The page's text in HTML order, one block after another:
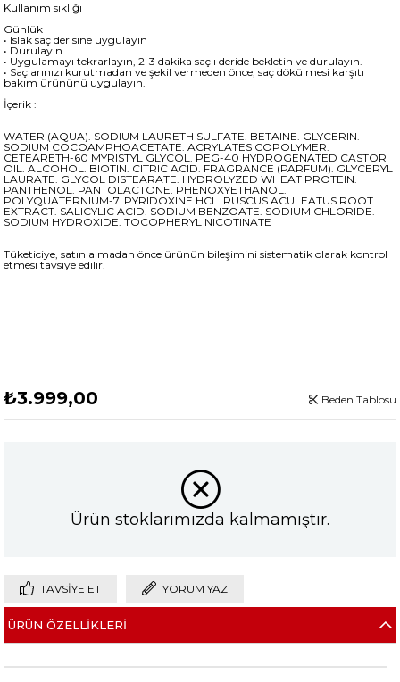
Kullanım sıklığı
Günlük
• Islak saç derisine uygulayın
• Durulayın
• Uygulamayı tekrarlayın, 2-3 dakika saçlı deride bekletin ve durulayın.
• Saçlarınızı kurutmadan ve şekil vermeden önce, saç dökülmesi karşıtı
bakım ürününü uygulayın.
İçerik :
WATER (AQUA). SODIUM LAURETH SULFATE. BETAINE. GLYCERIN.
SODIUM COCOAMPHOACETATE. ACRYLATES COPOLYMER.
CETEARETH-60 MYRISTYL GLYCOL. PEG-40 HYDROGENATED CASTOR
OIL. ALCOHOL. BIOTIN. CITRIC ACID. FRAGRANCE (PARFUM). GLYCERYL
LAURATE. GLYCOL DISTEARATE. HYDROLYZED WHEAT PROTEIN.
PANTHENOL. PANTOLACTONE. PHENOXYETHANOL.
POLYQUATERNIUM-7. PYRIDOXINE HCL. RUSCUS ACULEATUS ROOT
EXTRACT. SALICYLIC ACID. SODIUM BENZOATE. SODIUM CHLORIDE.
SODIUM HYDROXIDE. TOCOPHERYL NICOTINATE
Tüketiciye, satın almadan önce ürünün bileşimini sistematik olarak kontrol
etmesi tavsiye edilir.
₺3.999,00 Beden Tablosu
Ürün stoklarımızda kalmamıştır.
TAVSIYE ET YORUM YAZ
ÜRÜN ÖZELLIKLERI